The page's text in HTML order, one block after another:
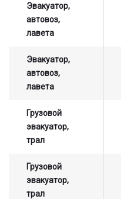
Эвакуатор,
автовоз,
лавета
Эвакуатор,
автовоз,
лавета
Грузовой
эвакуатор,
трал
Грузовой
эвакуатор,
трал